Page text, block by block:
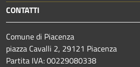
CONTATTI
Comune di Piacenza
piazza Cavalli 2, 29121 Piacenza
Partita IVA: 00229080338